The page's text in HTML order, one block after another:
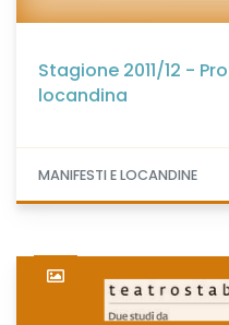
Stagione 2011/12 -
locandina
MANIFESTI E LOCANDINE